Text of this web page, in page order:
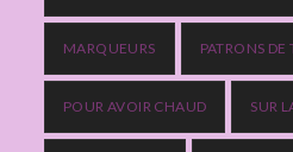
MARQUEURS PATRONS DE
POUR AVOIR CHAUD SUR